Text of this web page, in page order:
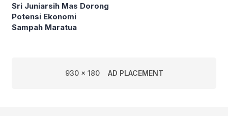
Sri Juniarsih Mas Dorong
Potensi Ekonomi
Sampah Maratua
930 x 180 AD PLACEMENT